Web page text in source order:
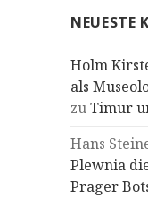
NEUESTE
Holm
als
zuTimur
Hans
Plewnia
Prager